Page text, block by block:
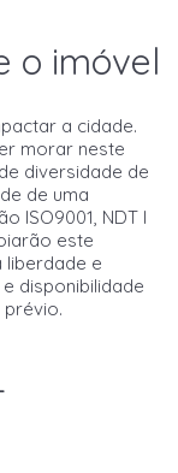
o imóvel
a cidade.
morar neste
diversidade de
de uma
ISO9001, NDT I
este
liberdade e
disponibilidade